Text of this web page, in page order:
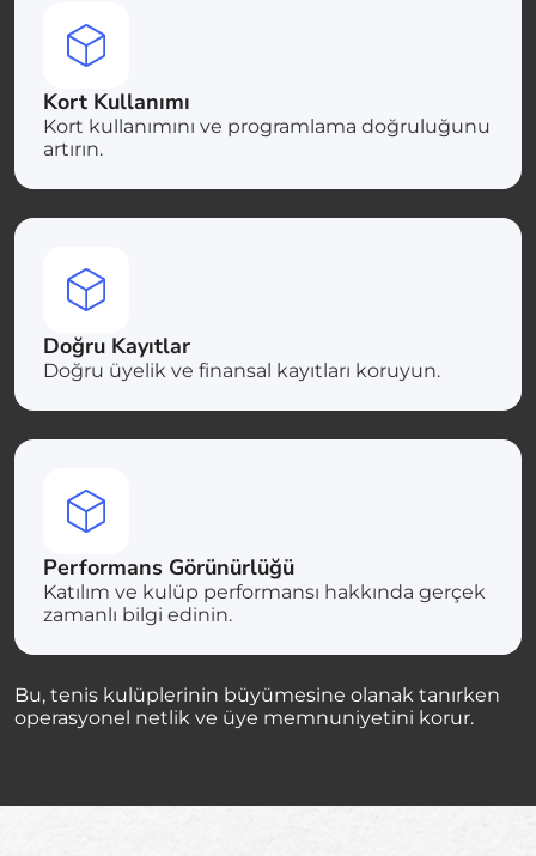
Kort Kullanımı
Kort kullanımını ve programlama doğruluğunu
artırın.
Doğru Kayıtlar
Doğru üyelik ve finansal kayıtları koruyun.
Performans Görünürlüğü
Katılım ve kulüp performansı hakkında gerçek
zamanlı bilgi edinin.
Bu, tenis kulüplerinin büyümesine olanak tanırken
operasyonel netlik ve üye memnuniyetini korur.